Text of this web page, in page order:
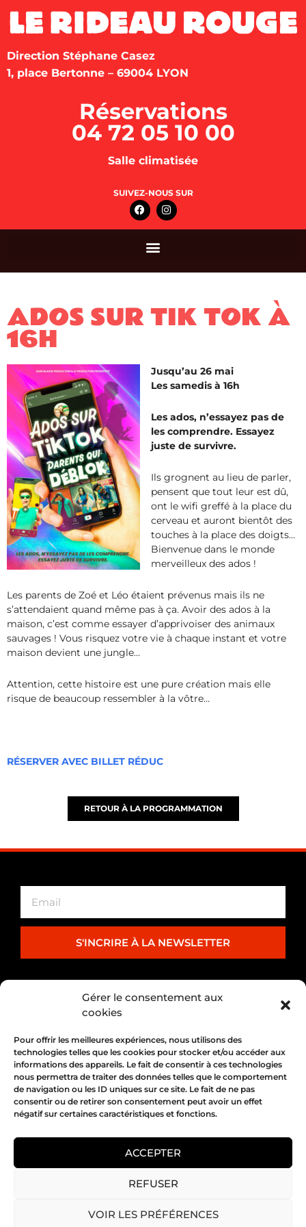
Gérer le consentement aux
cookies
Pour offrir les meilleures expériences, nous utilisons des
technologies telles que les cookies pour stocker et/ou accéder aux
informations des appareils. Le fait de consentir à ces technologies
nous permettra de traiter des données telles que le comportement
de navigation ou les ID uniques sur ce site. Le fait de ne pas
consentir ou de retirer son consentement peut avoir un effet
négatif sur certaines caractéristiques et fonctions.
ACCEPTER
REFUSER
VOIR LES PRÉFÉRENCES
Direction Stéphane Casez
1, place Bertonne – 69004 LYON
Réservations
04 72 05 10 00
Salle climatisée
SUIVEZ-NOUS SUR
ADOS SUR TIK TOK À
16H
Jusqu’au 26 mai
Les samedis à 16h
Les ados, n’essayez pas de
les comprendre. Essayez
juste de survivre.
Ils grognent au lieu de parler,
pensent que tout leur est dû,
ont le wifi greffé à la place du
cerveau et auront bientôt des
touches à la place des doigts…
Bienvenue dans le monde
merveilleux des ados !
Les parents de Zoé et Léo étaient prévenus mais ils ne
s’attendaient quand même pas à ça. Avoir des ados à la
maison, c’est comme essayer d’apprivoiser des animaux
sauvages ! Vous risquez votre vie à chaque instant et votre
maison devient une jungle…
Attention, cette histoire est une pure création mais elle
risque de beaucoup ressembler à la vôtre…
RÉSERVER AVEC BILLET RÉDUC
RETOUR À LA PROGRAMMATION
S'INCRIRE À LA NEWSLETTER
PARTENARIAT